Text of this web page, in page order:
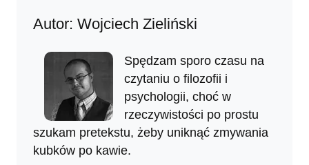
Autor: Wojciech Zieliński
Spędzam sporo czasu na
czytaniu o filozofii i
psychologii, choć w
rzeczywistości po prostu
szukam pretekstu, żeby uniknąć zmywania
kubków po kawie.